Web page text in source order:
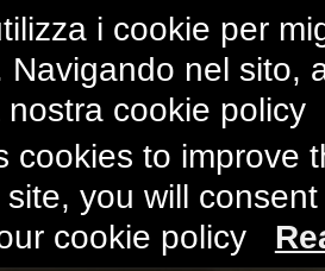
i cookie per
Navigando nel sito,
nostra cookie
cookies to improve
you will
cookie policy